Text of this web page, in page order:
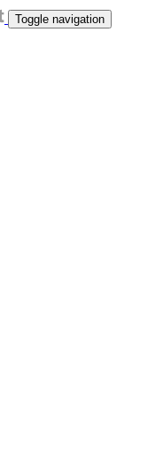
Toggle navigation